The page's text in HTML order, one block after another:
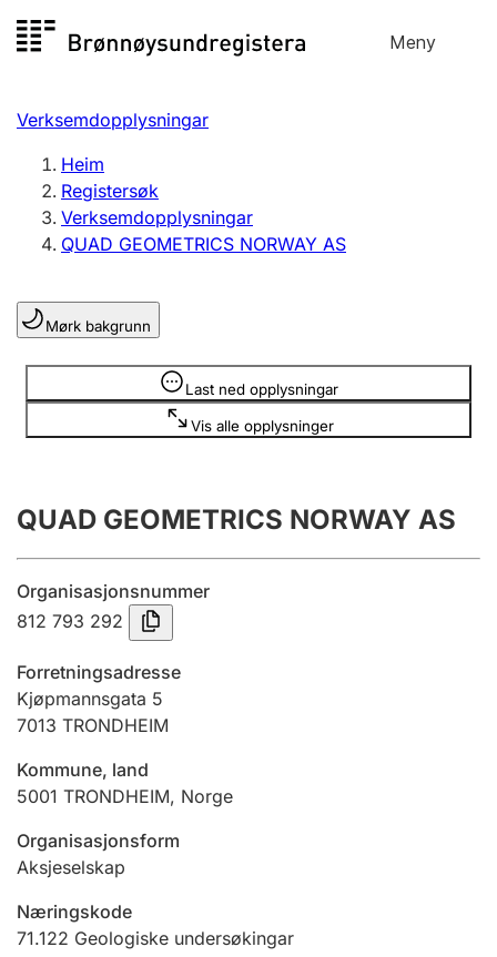
til
Meny
Registersøk
Aksjeselskap
Enkeltpersonføretak
Registrere, endre, slette
Lag og foreining
Registrere, endre, slette
Årsrekneskap
Innsending og forseinkingsgebyr
Tinglysing
Jeger
Ektepaktrettleiaren
Andre tema
Verksemdopplysningar
Heim
Registersøk
Verksemdopplysningar
QUAD GEOMETRICS NORWAY AS
Mørk bakgrunn
Last ned opplysningar
Vis alle opplysninger
Opplysninger er skjult
QUAD GEOMETRICS NORWAY AS
Organisasjonsnummer
812 793 292
Forretningsadresse
Kjøpmannsgata 5
7013 TRONDHEIM
Kommune, land
5001 TRONDHEIM, Norge
Organisasjonsform
Aksjeselskap
Næringskode
71.122 Geologiske undersøkingar